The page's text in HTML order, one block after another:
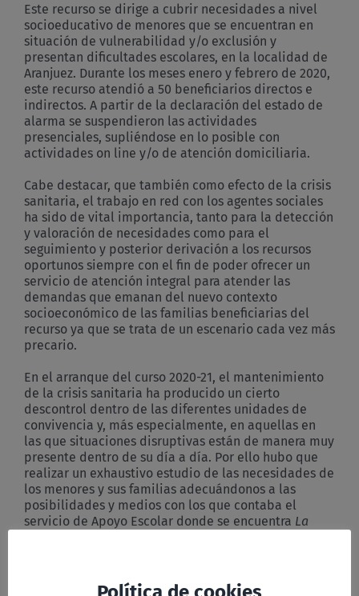
Este recurso se dirige a cubrir necesidades a nivel
socioeducativo de menores que se encuentran en
situación de vulnerabilidad y/o exclusión y
presentan dificultades escolares, en la localidad de
Aranjuez. Durante los meses enero y febrero de 2020,
este recurso atendió a 50 beneficiarios directos e
indirectos. A partir de la declaración del estado de
alarma se suspendieron las actividades
presenciales, supliéndose en lo posible con
actividades on line y/o de atención domiciliaria.
Cabe destacar, que también como efecto de la crisis
sanitaria, el trabajo en red con los agentes sociales
ha sido de vital importancia, tanto para la detección
y valoración de necesidades como para el
seguimiento y posterior derivación a los recursos
oportunos siempre con el fin de poder ofrecer un
servicio de atención integral para atender las
demandas que emanan del nuevo contexto
socioeconómico de las familias beneficiarias del
recurso ya que se trata de un escenario cada vez más
precario.
En el arranque del curso 2020-21, el mantenimiento
de la crisis sanitaria ha producido un cierto
descontrol dentro de las diferentes unidades de
convivencia y, más especialmente, en aquellas en
las que situaciones disruptivas están de manera muy
presente dentro de su día a día. Por ello hubo que
realizar un exhaustivo estudio de las necesidades de
los menores y sus familias adecuándonos a las
posibilidades y medios con los que contaba el
servicio de Apoyo Escolar donde se encuentra La